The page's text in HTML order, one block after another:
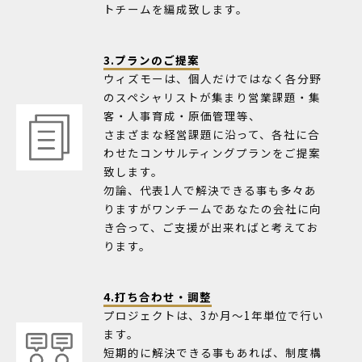
トチームを編成致します。
3.プランのご提案
ウィズモーは、個人だけではなく各分野
のスペシャリストが集まり営業課題・集
客・人事育成・原価管理等、
さまざまな経営課題に沿って、各社に合
わせたコンサルティングプランをご提案
致します。
勿論、代表1人で解決できる事も多々あ
りますがワンチームであなたの会社に向
き合って、ご支援が出来ればと考えてお
ります。
4.打ち合わせ・調整
プロジェクトは、3か月～1年単位で行い
ます。
短期的に解決できる事もあれば、制度構